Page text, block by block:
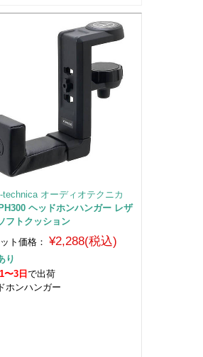
technica オーディオテクニカ
ヘッドホンハンガー レザ
フトクッション
ト価格：
¥2,288(税込)
り
1〜3日 で出荷
ホンハンガー